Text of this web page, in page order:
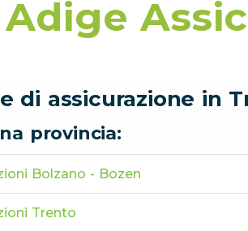
di assicurazione in
provincia:
Bolzano - Bozen
Trento